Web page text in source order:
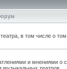
в том числе о
и мнениями о